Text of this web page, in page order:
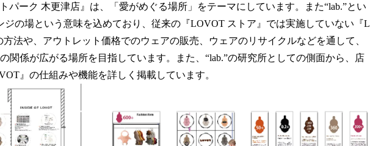
パーク 木更津店』は、「愛がめぐる場所」をテーマにしています。また“lab.”とい
ジの場という意味を込めており、従来の『LOVOT ストア』では実施していない『L
法や、アウトレット価格でのウェアの販売、ウェアのリサイクルなどを通して、
関係が広がる場所を目指しています。また、“lab.”の研究所としての側面から、店
』の仕組みや機能を詳しく掲載しています。